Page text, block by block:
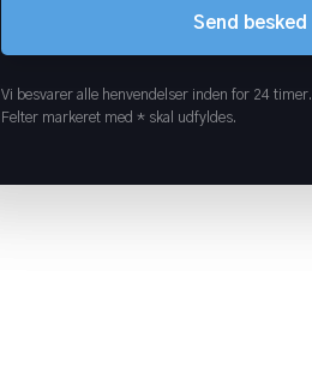
Vi besvarer alle henvendelser inden for 24 timer.
Felter markeret med * skal udfyldes.​